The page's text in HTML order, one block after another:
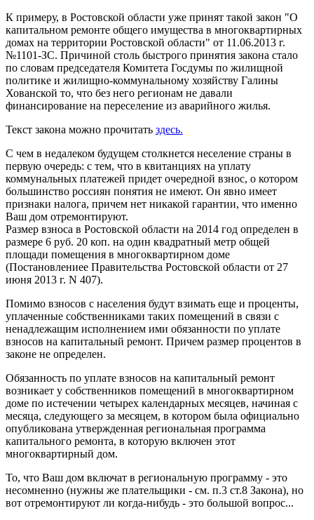
К примеру, в Ростовской области уже принят такой закон "О
капитальном ремонте общего имущества в многоквартирных
домах на территории Ростовской области" от 11.06.2013 г.
№1101-ЗС. Причиной столь быстрого принятия закона стало
по словам председателя Комитета Госдумы по жилищной
политике и жилищно-коммунальному хозяйству Галины
Хованской то, что без него регионам не давали
финансирование на переселение из аварийного жилья.
Текст закона можно прочитать здесь.
С чем в недалеком будущем столкнется неселение страны в
первую очередь: с тем, что в квитанциях на уплату
коммунальных платежей придет очередной взнос, о котором
большинство россиян понятия не имеют. Он явно имеет
признаки налога, причем нет никакой гарантии, что именно
Ваш дом отремонтируют.
Размер взноса в Ростовской области на 2014 год определен в
размере 6 руб. 20 коп. на один квадратный метр общей
площади помещения в многоквартирном доме
(Постановлениее Правительства Ростовской области от 27
июня 2013 г. N 407).
Помимо взносов с населения будут взимать еще и проценты,
уплаченные собственниками таких помещений в связи с
ненадлежащим исполнением ими обязанности по уплате
взносов на капитальный ремонт. Причем размер процентов в
законе не определен.
Обязанность по уплате взносов на капитальный ремонт
возникает у собственников помещений в многоквартирном
доме по истечении четырех календарных месяцев, начиная с
месяца, следующего за месяцем, в котором была официально
опубликована утвержденная региональная программа
капитального ремонта, в которую включен этот
многоквартирный дом.
То, что Ваш дом включат в региональную программу - это
несомненно (нужны же плательщики - см. п.3 ст.8 Закона), но
вот отремонтируют ли когда-нибудь - это большой вопрос...